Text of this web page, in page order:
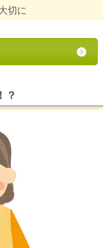
切に
？